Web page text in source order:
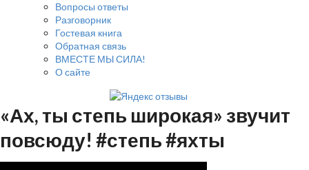
Вопросы ответы
Разговорник
Гостевая книга
Обратная связь
ВМЕСТЕ МЫ СИЛА!
О сайте
«Ах, ты степь широкая» звучит
повсюду! #степь #яхты